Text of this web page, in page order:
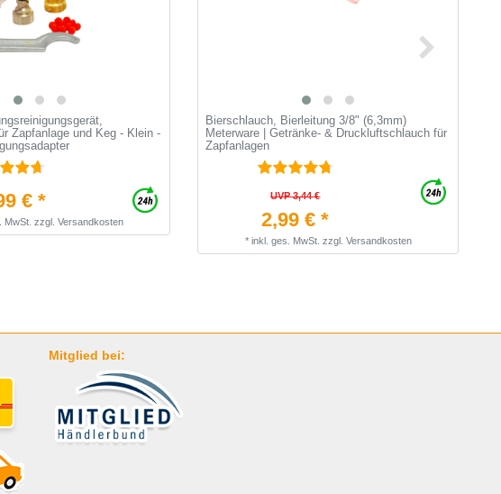
Zapfanlage und Keg - Klein -
€ *
MwSt. zzgl. Versandkosten
Bierschlauch, Bierleitung 3/8" (6,3mm)
Meterware | Getränke- & Druckluftschlauch für
Zapfanlagen
UVP 3,44 €
2,99 € *
* inkl. ges. MwSt. zzgl. Versandkosten
Mitglied bei: